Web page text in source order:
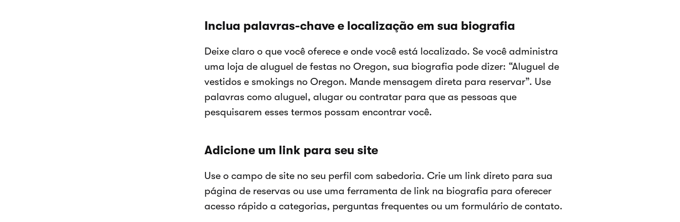
Inclua palavras-chave e localização em sua biografia
Deixe claro o que você oferece e onde você está localizado. Se você administra
uma loja de aluguel de festas no Oregon, sua biografia pode dizer: “Aluguel de
vestidos e smokings no Oregon. Mande mensagem direta para reservar”. Use
palavras como aluguel, alugar ou contratar para que as pessoas que
pesquisarem esses termos possam encontrar você.
Adicione um link para seu site
Use o campo de site no seu perfil com sabedoria. Crie um link direto para sua
página de reservas ou use uma ferramenta de link na biografia para oferecer
acesso rápido a categorias, perguntas frequentes ou um formulário de contato.